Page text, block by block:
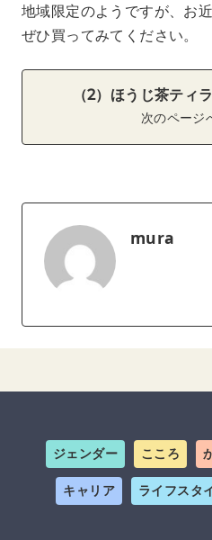
地域限定のようですが、お
ぜひ買ってみてください。
（2）ほうじ茶ティ
次のページ
mura
ジェンダー こころ
キャリア ライフスタ